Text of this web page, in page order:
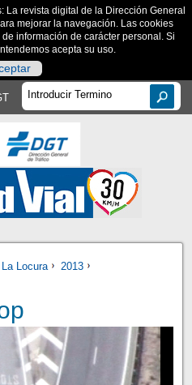
La revista digital de la Dirección General
mejorar la navegación. Las cookies
información de carácter personal. Si
acepta su uso.
La Locura
2013